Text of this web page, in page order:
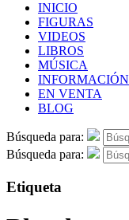
INICIO
FIGURAS
VIDEOS
LIBROS
MÚSICA
INFORMACIÓN
EN VENTA
BLOG
Búsqueda para:
Búsqueda para:
Etiqueta